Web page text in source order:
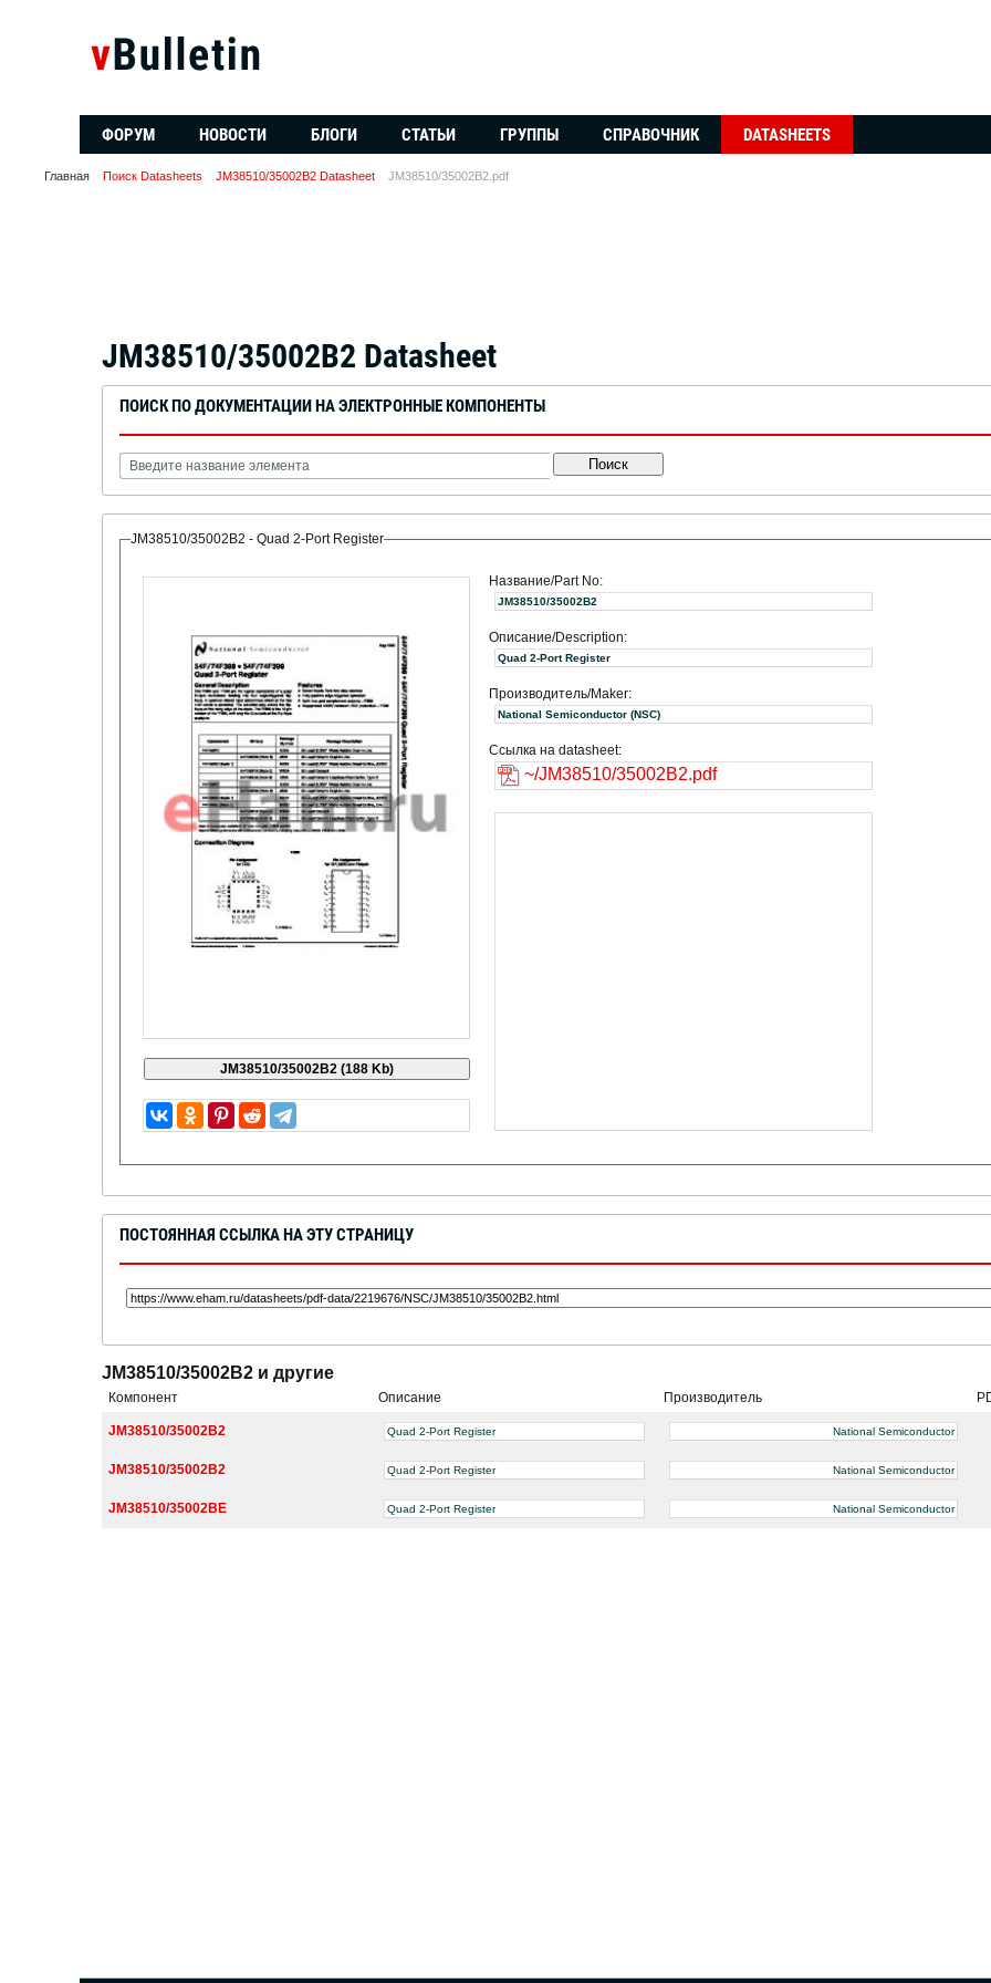
ФОРУМ НОВОСТИ БЛОГИ СТАТЬИ ГРУППЫ СПРАВОЧНИК DATASHEETS
Главная Поиск Datasheets JM38510/35002B2 Datasheet JM38510/35002B2.pdf
JM38510/35002B2 Datasheet
ПОИСК ПО ДОКУМЕНТАЦИИ НА ЭЛЕКТРОННЫЕ КОМПОНЕНТЫ
Поиск
JM38510/35002B2 - Quad 2-Port Register
Название/Part No:
JM38510/35002B2
Описание/Description:
Quad 2-Port Register
Производитель/Maker:
National Semiconductor (NSC)
Ссылка на datasheet:
~/JM38510/35002B2.pdf
ПОСТОЯННАЯ ССЫЛКА НА ЭТУ СТРАНИЦУ
JM38510/35002B2 и другие
Компонент Описание Производитель
JM38510/35002B2 Quad 2-Port Register National Semiconductor
JM38510/35002B2 Quad 2-Port Register National Semiconductor
JM38510/35002BE Quad 2-Port Register National Semiconductor